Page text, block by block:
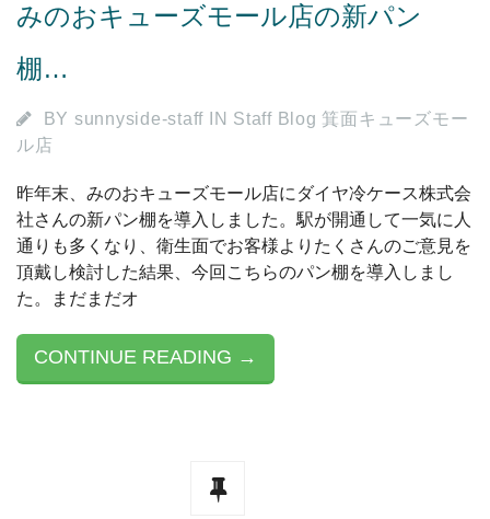
みのおキューズモール店の新パン
棚…
BY sunnyside-staff IN Staff Blog 箕面キューズモー
ル店
昨年末、みのおキューズモール店にダイヤ冷ケース株式会
社さんの新パン棚を導入しました。駅が開通して一気に人
通りも多くなり、衛生面でお客様よりたくさんのご意見を
頂戴し検討した結果、今回こちらのパン棚を導入しまし
た。まだまだオ
CONTINUE READING →